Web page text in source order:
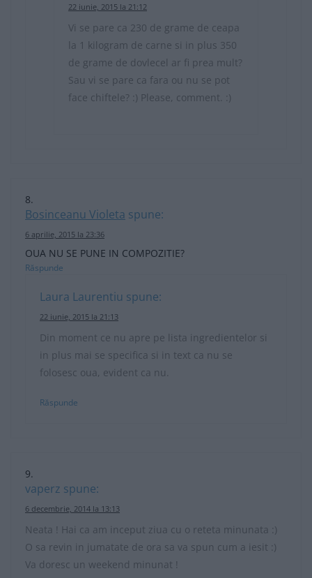
22 iunie, 2015 la 21:12
Vi se pare ca 230 de grame de ceapa
la 1 kilogram de carne si in plus 350
de grame de dovlecel ar fi prea mult?
Sau vi se pare ca fara ou nu se pot
face chiftele? :) Please, comment. :)
Bosinceanu Violeta spune:
6 aprilie, 2015 la 23:36
OUA NU SE PUNE IN COMPOZITIE?
Răspunde
Laura Laurentiu spune:
22 iunie, 2015 la 21:13
Din moment ce nu apre pe lista ingredientelor si
in plus mai se specifica si in text ca nu se
folosesc oua, evident ca nu.
Răspunde
vaperz spune:
6 decembrie, 2014 la 13:13
Neata ! Hai ca am inceput ziua cu o reteta minunata :)
O sa revin in jumatate de ora sa va spun cum a iesit :)
Va doresc un weekend minunat !